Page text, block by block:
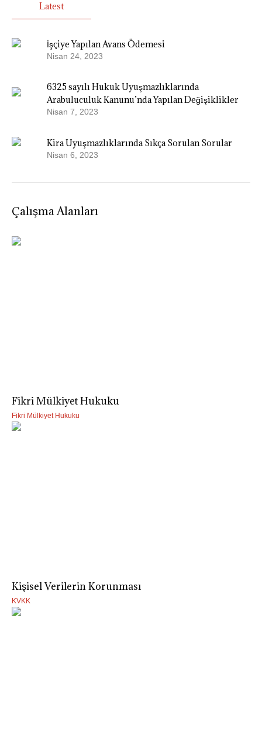
Latest
İşçiye Yapılan Avans Ödemesi
Nisan 24, 2023
6325 sayılı Hukuk Uyuşmazlıklarında
Arabuluculuk Kanunu’nda Yapılan Değişiklikler
Nisan 7, 2023
Kira Uyuşmazlıklarında Sıkça Sorulan Sorular
Nisan 6, 2023
Çalışma Alanları
Fikri Mülkiyet Hukuku
Fikri Mülkiyet Hukuku
Kişisel Verilerin Korunması
KVKK